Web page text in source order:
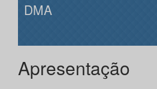
DMA
Apresentação